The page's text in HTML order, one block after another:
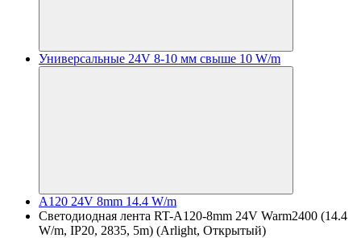
Универсальные 24V 8-10 мм свыше 10 W/m
A120 24V 8mm 14.4 W/m
Светодиодная лента RT-A120-8mm 24V Warm2400 (14.4
W/m, IP20, 2835, 5m) (Arlight, Открытый)